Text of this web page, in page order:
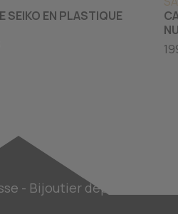
SEIKO EN PLASTIQUE